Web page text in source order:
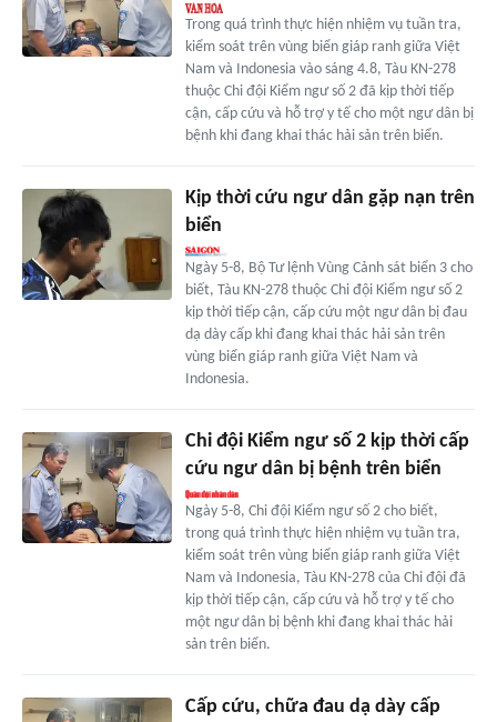
Trong quá trình thực hiện nhiệm vụ tuần tra,
kiểm soát trên vùng biển giáp ranh giữa Việt
Nam và Indonesia vào sáng 4.8, Tàu KN-278
thuộc Chi đội Kiểm ngư số 2 đã kịp thời tiếp
cận, cấp cứu và hỗ trợ y tế cho một ngư dân bị
bệnh khi đang khai thác hải sản trên biển.
Kịp thời cứu ngư dân gặp nạn trên
biển
Ngày 5-8, Bộ Tư lệnh Vùng Cảnh sát biển 3 cho
biết, Tàu KN-278 thuộc Chi đội Kiểm ngư số 2
kịp thời tiếp cận, cấp cứu một ngư dân bị đau
dạ dày cấp khi đang khai thác hải sản trên
vùng biển giáp ranh giữa Việt Nam và
Indonesia.
Chi đội Kiểm ngư số 2 kịp thời cấp
cứu ngư dân bị bệnh trên biển
Ngày 5-8, Chi đội Kiểm ngư số 2 cho biết,
trong quá trình thực hiện nhiệm vụ tuần tra,
kiểm soát trên vùng biển giáp ranh giữa Việt
Nam và Indonesia, Tàu KN-278 của Chi đội đã
kịp thời tiếp cận, cấp cứu và hỗ trợ y tế cho
một ngư dân bị bệnh khi đang khai thác hải
sản trên biển.
Cấp cứu, chữa đau dạ dày cấp